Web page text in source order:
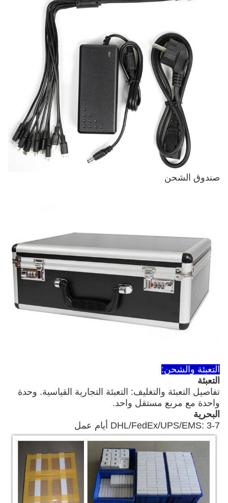
صندوق الشحن
التعبئة والشحن:
التعبئة
تفاصيل التعبئة والتغليف: التعبئة التجارية القياسية. وحدة
واحدة مع مربع مستقل واحد.
البحرية
DHL/FedEx/UPS/EMS: 3-7 أيام عمل